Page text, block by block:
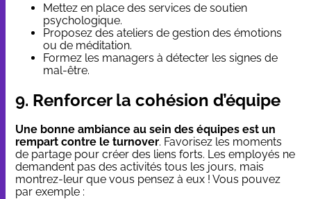
Mettez en place des services de soutien
psychologique.
Proposez des ateliers de gestion des émotions
ou de méditation.
Formez les managers à détecter les signes de
mal-être.
9. Renforcer la cohésion d’équipe
Une bonne ambiance au sein des équipes est un
rempart contre le turnover. Favorisez les moments
de partage pour créer des liens forts. Les employés ne
demandent pas des activités tous les jours, mais
montrez-leur que vous pensez à eux ! Vous pouvez
par exemple :